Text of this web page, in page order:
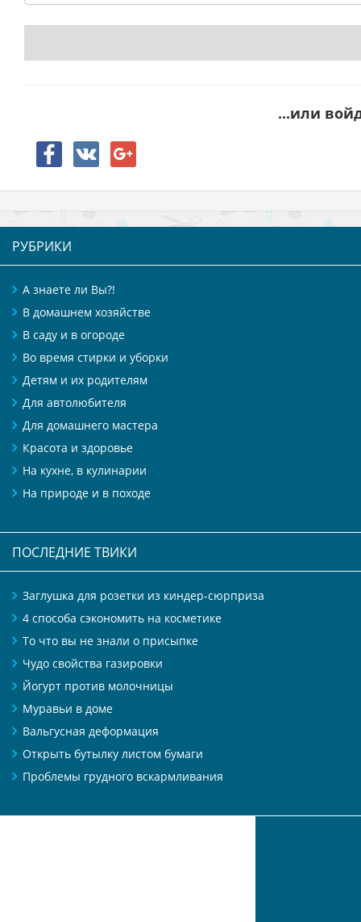
...или
РУБРИКИ
А знаете ли Вы?!
В домашнем хозяйстве
В саду и в огороде
Во время стирки и уборки
Детям и их родителям
Для автолюбителя
Для домашнего мастера
Красота и здоровье
На кухне, в кулинарии
На природе и в походе
ПОСЛЕДНИЕ ТВИКИ
Заглушка для розетки из киндер-сюрприза
4 способа сэкономить на косметике
То что вы не знали о присыпке
Чудо свойства газировки
Йогурт против молочницы
Муравьи в доме
Вальгусная деформация
Открыть бутылку листом бумаги
Проблемы грудного вскармливания